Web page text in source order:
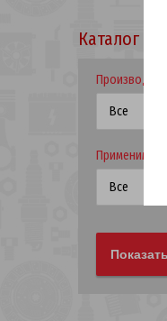
Каталог
Применимость